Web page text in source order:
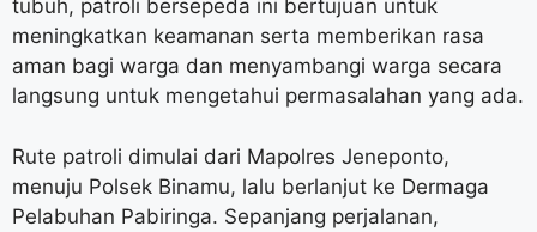
tubuh, patroli bersepeda ini bertujuan untuk
meningkatkan keamanan serta memberikan rasa
aman bagi warga dan menyambangi warga secara
langsung untuk mengetahui permasalahan yang ada.
Rute patroli dimulai dari Mapolres Jeneponto,
menuju Polsek Binamu, lalu berlanjut ke Dermaga
Pelabuhan Pabiringa. Sepanjang perjalanan,